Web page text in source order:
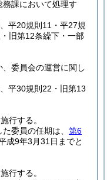
課において処理す
平20規則11・平27規
旧第12条繰下・一部
委員会の運営に関し
平30規則22・旧第13
行する。
委員の任期は、 第6
成9年3月31日までと
行する。